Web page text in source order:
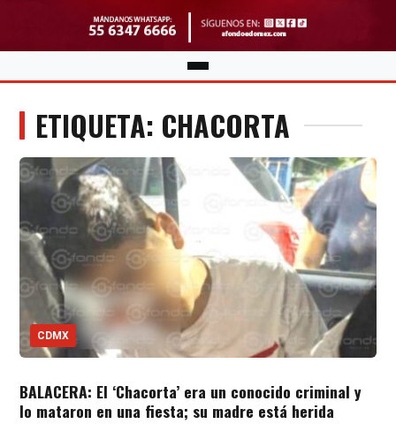
ETIQUETA: CHACORTA
CDMX
BALACERA: El ‘Chacorta’ era un conocido criminal y
lo mataron en una fiesta; su madre está herida